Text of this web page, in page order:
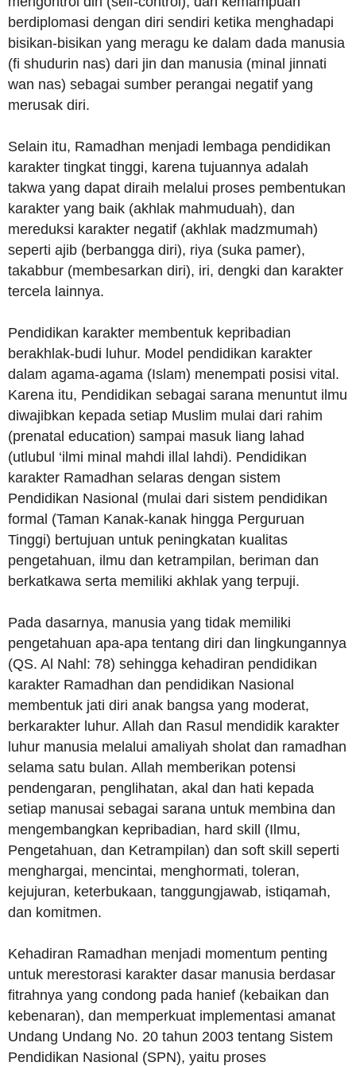
berdiplomasi dengan diri sendiri ketika menghadapi
bisikan-bisikan yang meragu ke dalam dada manusia
(fi shudurin nas) dari jin dan manusia (minal jinnati
wan nas) sebagai sumber perangai negatif yang
merusak diri.
Selain itu, Ramadhan menjadi lembaga pendidikan
karakter tingkat tinggi, karena tujuannya adalah
takwa yang dapat diraih melalui proses pembentukan
karakter yang baik (akhlak mahmuduah), dan
mereduksi karakter negatif (akhlak madzmumah)
seperti ajib (berbangga diri), riya (suka pamer),
takabbur (membesarkan diri), iri, dengki dan karakter
tercela lainnya.
Pendidikan karakter membentuk kepribadian
berakhlak-budi luhur. Model pendidikan karakter
dalam agama-agama (Islam) menempati posisi vital.
Karena itu, Pendidikan sebagai sarana menuntut ilmu
diwajibkan kepada setiap Muslim mulai dari rahim
(prenatal education) sampai masuk liang lahad
(utlubul ‘ilmi minal mahdi illal lahdi). Pendidikan
karakter Ramadhan selaras dengan sistem
Pendidikan Nasional (mulai dari sistem pendidikan
formal (Taman Kanak-kanak hingga Perguruan
Tinggi) bertujuan untuk peningkatan kualitas
pengetahuan, ilmu dan ketrampilan, beriman dan
berkatkawa serta memiliki akhlak yang terpuji.
Pada dasarnya, manusia yang tidak memiliki
pengetahuan apa-apa tentang diri dan lingkungannya
(QS. Al Nahl: 78) sehingga kehadiran pendidikan
karakter Ramadhan dan pendidikan Nasional
membentuk jati diri anak bangsa yang moderat,
berkarakter luhur. Allah dan Rasul mendidik karakter
luhur manusia melalui amaliyah sholat dan ramadhan
selama satu bulan. Allah memberikan potensi
pendengaran, penglihatan, akal dan hati kepada
setiap manusai sebagai sarana untuk membina dan
mengembangkan kepribadian, hard skill (Ilmu,
Pengetahuan, dan Ketrampilan) dan soft skill seperti
menghargai, mencintai, menghormati, toleran,
kejujuran, keterbukaan, tanggungjawab, istiqamah,
dan komitmen.
Kehadiran Ramadhan menjadi momentum penting
untuk merestorasi karakter dasar manusia berdasar
fitrahnya yang condong pada hanief (kebaikan dan
kebenaran), dan memperkuat implementasi amanat
Undang Undang No. 20 tahun 2003 tentang Sistem
Pendidikan Nasional (SPN), yaitu proses